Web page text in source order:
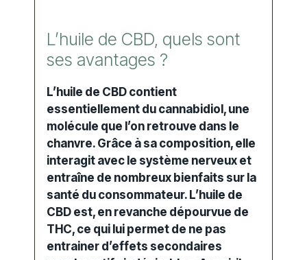
L’huile de CBD, quels sont
ses avantages ?
L’huile de CBD contient
essentiellement du cannabidiol, une
molécule que l’on retrouve dans le
chanvre. Grâce à sa composition, elle
interagit avec le système nerveux et
entraîne de nombreux bienfaits sur la
santé du consommateur. L’huile de
CBD est, en revanche dépourvue de
THC, ce qui lui permet de ne pas
entrainer d’effets secondaires